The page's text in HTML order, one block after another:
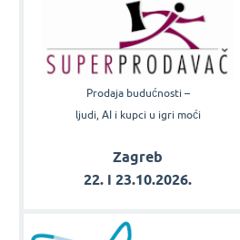
Prodaja budućnosti –
ljudi, AI i kupci u igri moći
Zagreb
22. i 23.10.2026.